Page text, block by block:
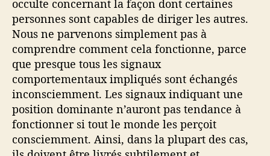
occulte concernant la façon dont certaines
personnes sont capables de diriger les autres.
Nous ne parvenons simplement pas à
comprendre comment cela fonctionne, parce
que presque tous les signaux
comportementaux impliqués sont échangés
inconsciemment. Les signaux indiquant une
position dominante n’auront pas tendance à
fonctionner si tout le monde les perçoit
consciemment. Ainsi, dans la plupart des cas,